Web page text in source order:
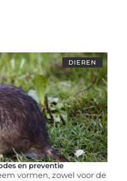
DIEREN
en preventie
vormen, zowel voor de